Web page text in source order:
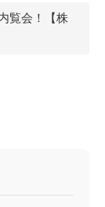
覧会！【株